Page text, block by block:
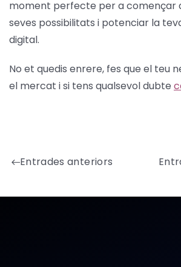
moment perfecte per a començar
seves possibilitats i potenciar la
digital.
No et quedis enrere, fes que el teu
el mercat i si tens qualsevol dubte
Entrades anteriors